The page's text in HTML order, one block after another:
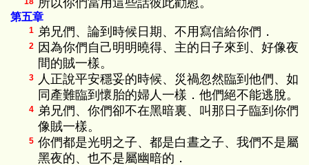
所以你們當用這些話彼此勸慰。
第五章
1 弟兄們、論到時候日期、不用寫信給你們．
2
因為你們自己明明曉得、主的日子來到、好像夜
間的賊一樣。
3
人正說平安穩妥的時候、災禍忽然臨到他們、如
同產難臨到懷胎的婦人一樣．他們絕不能逃脫。
4 弟兄們、你們卻不在黑暗裏、叫那日子臨到你們
像賊一樣。
5 你們都是光明之子、都是白晝之子、我們不是屬
黑夜的、也不是屬幽暗的．